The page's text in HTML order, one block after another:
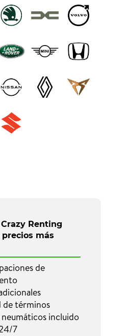
Renting
más
de
de términos
incluido
7